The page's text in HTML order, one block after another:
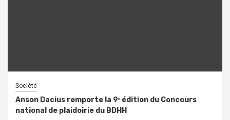
Société
Anson Dacius remporte la 9ᵉ édition du Concours
national de plaidoirie du BDHH